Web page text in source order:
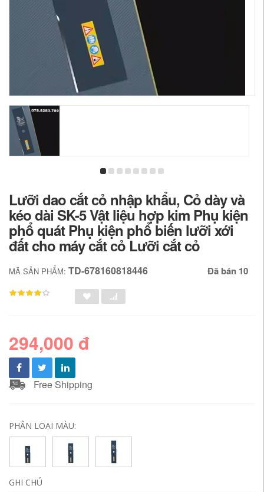
Lưỡi dao cắt cỏ nhập khẩu, Cỏ dày và
kéo dài SK-5 Vật liệu hợp kim Phụ kiện
phổ quát Phụ kiện phổ biến lưỡi xới
đất cho máy cắt cỏ Lưỡi cắt cỏ
MÃ SẢN PHẨM: TD-678160818446 Đã bán 10
294,000 đ
Free Shipping
PHÂN LOẠI MÀU:
GHI CHÚ